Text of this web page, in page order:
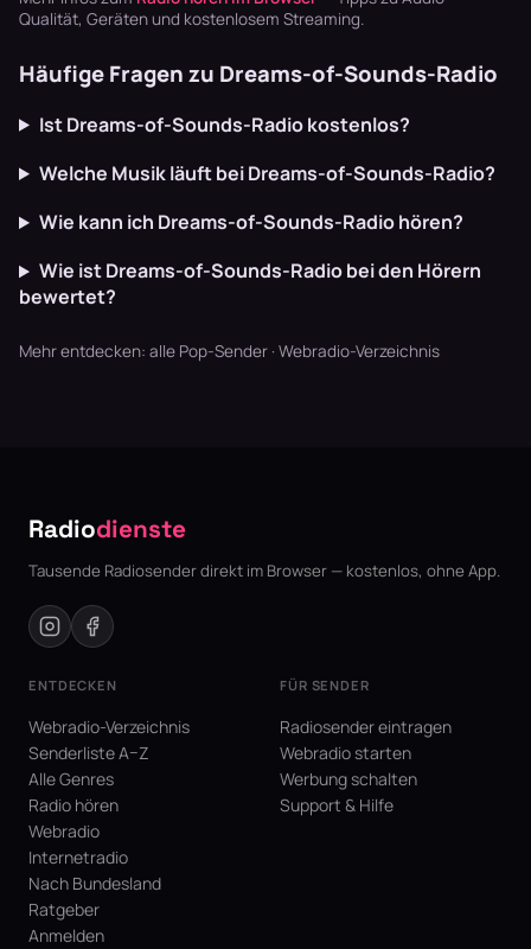
Qualität, Geräten und kostenlosem Streaming.
Häufige Fragen zu Dreams-of-Sounds-Radio
Ist Dreams-of-Sounds-Radio kostenlos?
Welche Musik läuft bei Dreams-of-Sounds-Radio?
Wie kann ich Dreams-of-Sounds-Radio hören?
Wie ist Dreams-of-Sounds-Radio bei den Hörern
bewertet?
Mehr entdecken: alle Pop-Sender · Webradio-Verzeichnis
Radiodienste
Tausende Radiosender direkt im Browser — kostenlos, ohne App.
ENTDECKEN
Webradio-Verzeichnis
Senderliste A–Z
Alle Genres
Radio hören
Webradio
Internetradio
Nach Bundesland
Ratgeber
Anmelden
FÜR SENDER
Radiosender eintragen
Webradio starten
Werbung schalten
Support & Hilfe